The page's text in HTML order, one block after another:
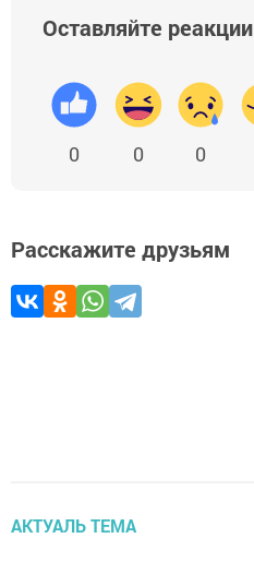
Оставляйте реакции
0 0 0
Расскажите друзьям
АКТУАЛЬ ТЕМА